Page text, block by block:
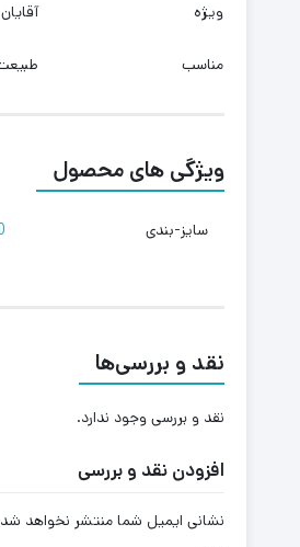
ویژه آقایان
مناسب
ویژگی های محصول
سایز-بندی
نقد و بررسی‌ها
نقد و بررسی وجود ندارد.
افزودن نقد و بررسی
نشانی ایمیل شما منتشر نخواهد